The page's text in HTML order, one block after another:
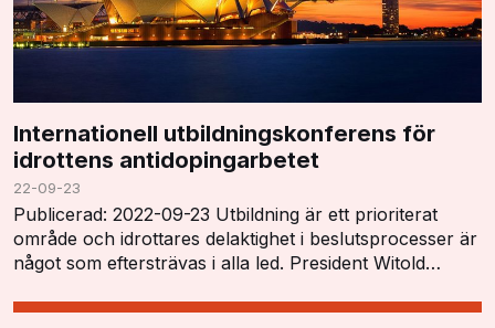
Internationell utbildningskonferens för
idrottens antidopingarbetet
22-09-23
Publicerad: 2022-09-23 Utbildning är ett prioriterat
område och idrottares delaktighet i beslutsprocesser är
något som eftersträvas i alla led. President Witold